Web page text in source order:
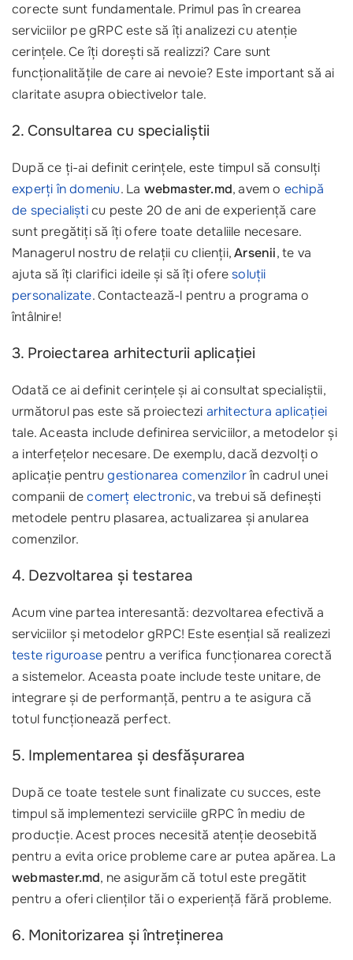
corecte sunt fundamentale. Primul pas în crearea
serviciilor pe gRPC este să îți analizezi cu atenție
cerințele. Ce îți dorești să realizzi? Care sunt
funcționalitățile de care ai nevoie? Este important să ai
claritate asupra obiectivelor tale.
2. Consultarea cu specialiștii
După ce ți-ai definit cerințele, este timpul să consulți
experți în domeniu. La webmaster.md, avem o echipă
de specialișticu peste 20 de ani de experiență care
sunt pregătiți să îți ofere toate detaliile necesare.
Managerul nostru de relații cu clienții,Arsenii, te va
ajuta să îți clarifici ideile și să îți oferesoluții
personalizate. Contactează-l pentru a programa o
întâlnire!
3. Proiectarea arhitecturii aplicației
Odată ce ai definit cerințele și ai consultat specialiștii,
următorul pas este să proiectezi arhitectura aplicației
tale. Aceasta include definirea serviciilor, a metodelor și
a interfețelor necesare. De exemplu, dacă dezvolți o
aplicație pentrugestionarea comenzilorîn cadrul unei
companii decomerț electronic, va trebui să definești
metodele pentru plasarea, actualizarea și anularea
comenzilor.
4. Dezvoltarea și testarea
Acum vine partea interesantă: dezvoltarea efectivă a
serviciilor și metodelor gRPC! Este esențial să realizezi
teste riguroase pentru a verifica funcționarea corectă
a sistemelor. Aceasta poate include teste unitare, de
integrare și de performanță, pentru a te asigura că
totul funcționează perfect.
5. Implementarea și desfășurarea
După ce toate testele sunt finalizate cu succes, este
timpul să implementezi serviciile gRPC în mediu de
producție. Acest proces necesită atenție deosebită
pentru a evita orice probleme care ar putea apărea. La
webmaster.md, ne asigurăm că totul este pregătit
pentru a oferi clienților tăi o experiență fără probleme.
6. Monitorizarea și întreținerea